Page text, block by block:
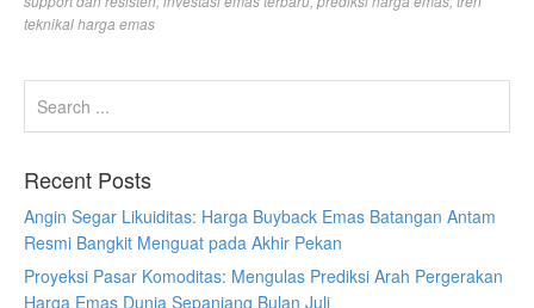
teknikal harga emas
Recent Posts
Angin Segar Likuiditas: Harga Buyback Emas Batangan Antam
Resmi Bangkit Menguat pada Akhir Pekan
Proyeksi Pasar Komoditas: Mengulas Prediksi Arah Pergerakan
Harga Emas Dunia Sepanjang Bulan Juli